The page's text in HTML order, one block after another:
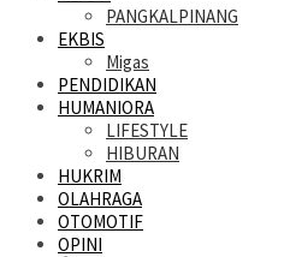
PANGKALPINANG
EKBIS
Migas
PENDIDIKAN
HUMANIORA
LIFESTYLE
HIBURAN
HUKRIM
OLAHRAGA
OTOMOTIF
OPINI